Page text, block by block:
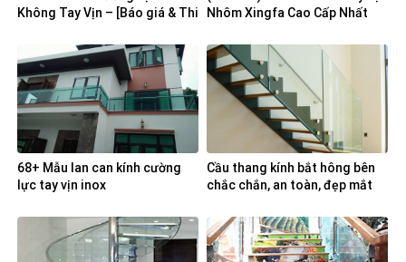
Không Tay Vịn – [Báo giá & Thi
Nhôm Xingfa Cao Cấp Nhất
68+ Mẫu lan can kính cường
lực tay vịn inox
Cầu thang kính bắt hông bên
chắc chắn, an toàn, đẹp mắt